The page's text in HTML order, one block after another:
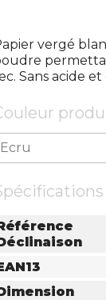
vergé
Sans acide